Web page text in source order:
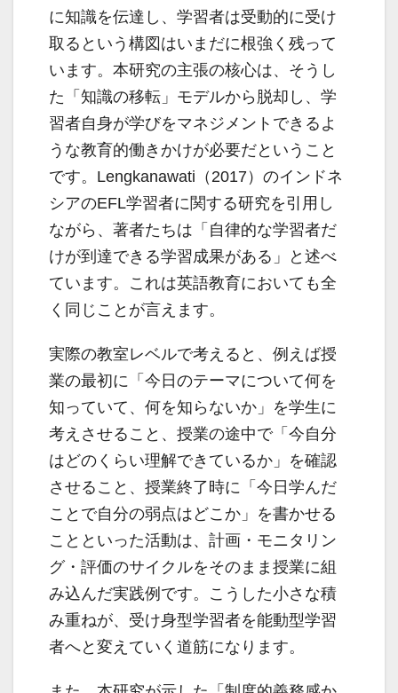
に知識を伝達し、学習者は受動的に受け
取るという構図はいまだに根強く残って
います。本研究の主張の核心は、そうし
た「知識の移転」モデルから脱却し、学
習者自身が学びをマネジメントできるよ
うな教育的働きかけが必要だということ
です。Lengkanawati（2017）のインドネ
シアのEFL学習者に関する研究を引用し
ながら、著者たちは「自律的な学習者だ
けが到達できる学習成果がある」と述べ
ています。これは英語教育においても全
く同じことが言えます。
実際の教室レベルで考えると、例えば授
業の最初に「今日のテーマについて何を
知っていて、何を知らないか」を学生に
考えさせること、授業の途中で「今自分
はどのくらい理解できているか」を確認
させること、授業終了時に「今日学んだ
ことで自分の弱点はどこか」を書かせる
ことといった活動は、計画・モニタリン
グ・評価のサイクルをそのまま授業に組
み込んだ実践例です。こうした小さな積
み重ねが、受け身型学習者を能動型学習
者へと変えていく道筋になります。